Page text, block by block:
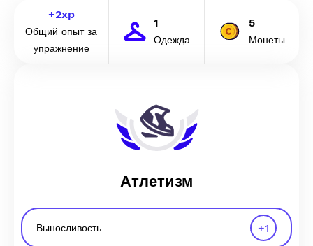
+2xp
Общий опыт за
упражнение
1
Одежда
5
Монеты
Атлетизм
Выносливость +1